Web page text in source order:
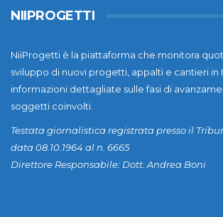
NIIPROGETTI
NiiProgetti è la piattaforma che monitora
sviluppo di nuovi progetti, appalti e cantieri in
informazioni dettagliate sulle fasi di
soggetti coinvolti.
Testata giornalistica registrata presso il
data 08.10.1964 al n. 6665
Direttore Responsabile: Dott. Andrea Boni